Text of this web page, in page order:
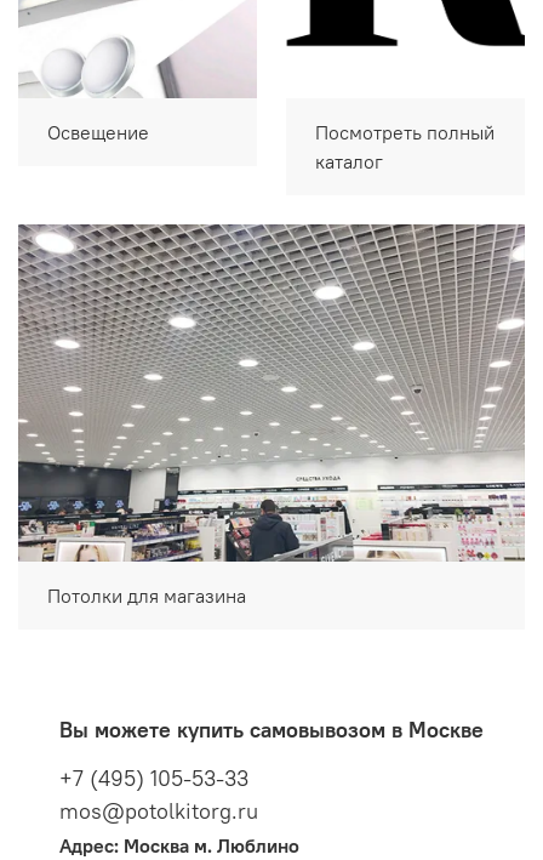
Освещение
Посмотреть полный
каталог
Потолки для магазина
Вы можете купить самовывозом в Москве
+7 (495) 105-53-33
mos@potolkitorg.ru
Адрес: Москва м. Люблино